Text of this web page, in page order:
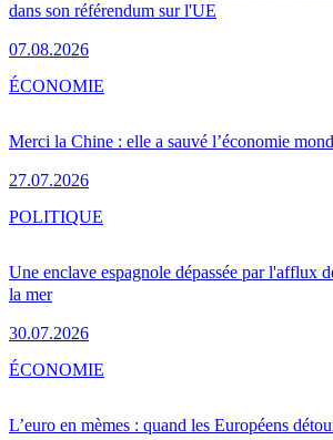
dans son référendum sur l'UE
07.08.2026
Merci la Chine : elle a sauvé l’économie
27.07.2026
ÉCONOMIE
Une enclave espagnole dépassée par l'afflux
la mer
30.07.2026
POLITIQUE
L’euro en mèmes : quand les Européens
ÉCONOMIE